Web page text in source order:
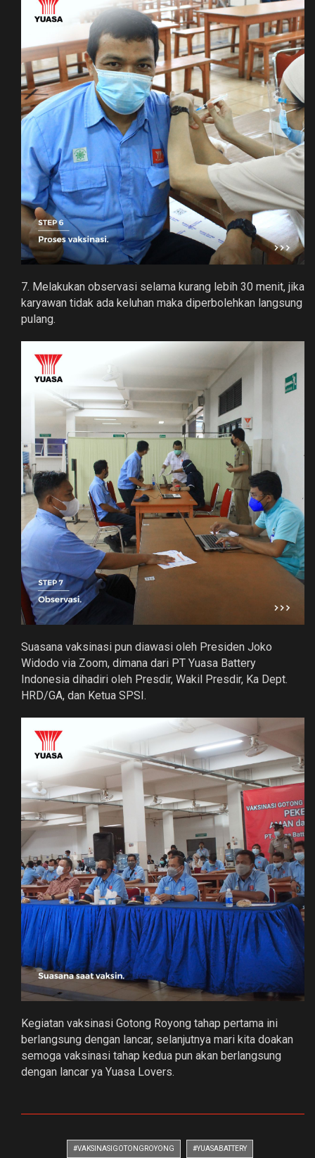
7. Melakukan observasi selama kurang lebih 30 menit, jika
karyawan tidak ada keluhan maka diperbolehkan langsung
pulang.
Suasana vaksinasi pun diawasi oleh Presiden Joko
Widodo via Zoom, dimana dari PT Yuasa Battery
Indonesia dihadiri oleh Presdir, Wakil Presdir, Ka Dept.
HRD/GA, dan Ketua SPSI.
Kegiatan vaksinasi Gotong Royong tahap pertama ini
berlangsung dengan lancar, selanjutnya mari kita doakan
semoga vaksinasi tahap kedua pun akan berlangsung
dengan lancar ya Yuasa Lovers.
#VAKSINASIGOTONGROYONG #YUASABATTERY